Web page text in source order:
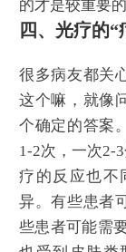
的才是较重要的
四、光疗的“
很多病友都关
这个嘛，就像
个确定的答案
1-2次，一次2-
疗的反应也不
异。有些患者
些患者可能需